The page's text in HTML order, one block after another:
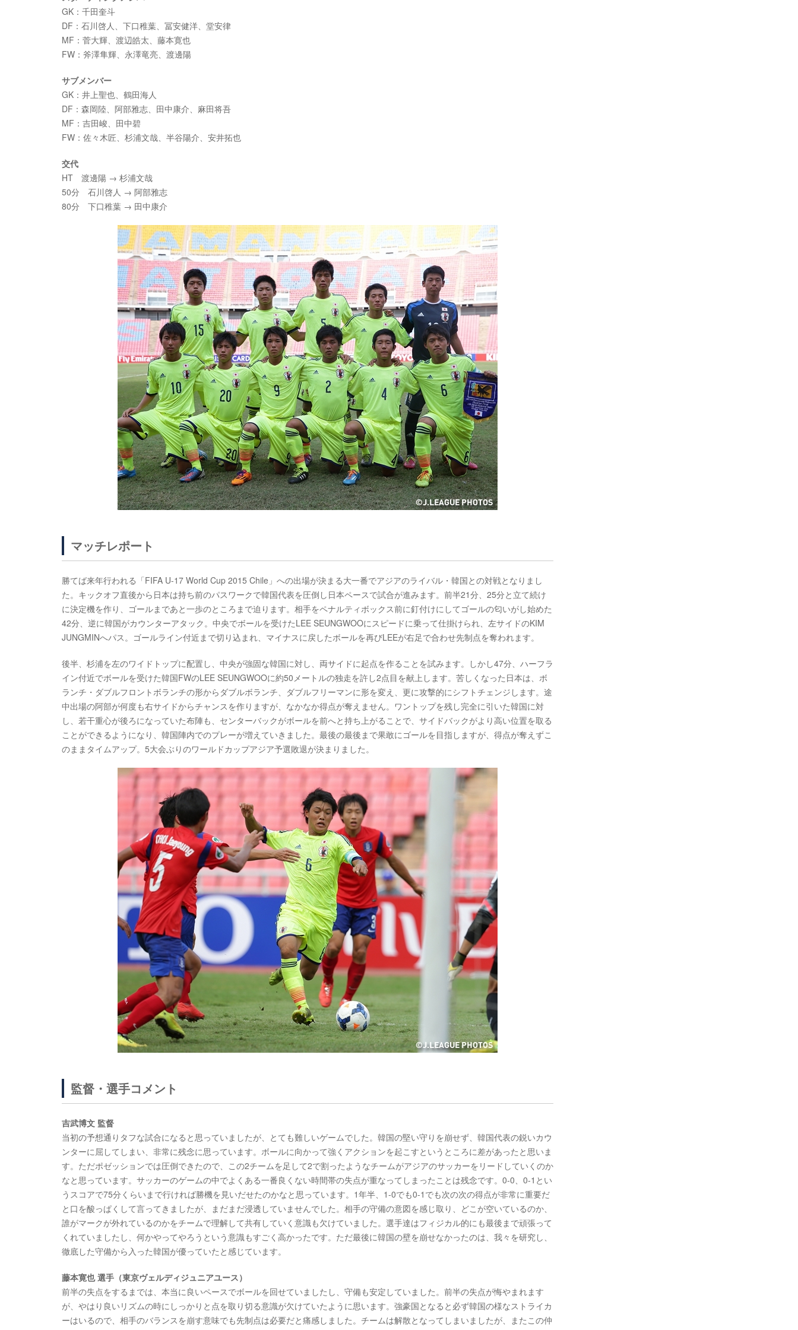
GK：千田奎斗
DF：石川啓人、下口稚葉、冨安健洋、堂安律
MF：菅大輝、渡辺皓太、藤本寛也
FW：斧澤隼輝、永澤竜亮、渡邊陽
サブメンバー
GK：井上聖也、鶴田海人
DF：森岡陸、阿部雅志、田中康介、麻田将吾
MF：吉田峻、田中碧
FW：佐々木匠、杉浦文哉、半谷陽介、安井拓也
交代
HT 渡邊陽 → 杉浦文哉
50分 石川啓人 → 阿部雅志
80分 下口稚葉 → 田中康介
マッチレポート
勝てば来年行われる「FIFA U-17 World Cup 2015 Chile」への出場が決まる大一番でアジアのライバル・韓国との対戦となりまし
た。キックオフ直後から日本は持ち前のパスワークで韓国代表を圧倒し日本ペースで試合が進みます。前半21分、25分と立て続け
に決定機を作り、ゴールまであと一歩のところまで迫ります。相手をペナルティボックス前に釘付けにしてゴールの匂いがし始めた
42分、逆に韓国がカウンターアタック。中央でボールを受けたLEE SEUNGWOOにスピードに乗って仕掛けられ、左サイドのKIM
JUNGMINへパス。ゴールライン付近まで切り込まれ、マイナスに戻したボールを再びLEEが右足で合わせ先制点を奪われます。
後半、杉浦を左のワイドトップに配置し、中央が強固な韓国に対し、両サイドに起点を作ることを試みます。しかし47分、ハーフラ
イン付近でボールを受けた韓国FWのLEE SEUNGWOOに約50メートルの独走を許し2点目を献上します。苦しくなった日本は、ボ
ランチ・ダブルフロントボランチの形からダブルボランチ、ダブルフリーマンに形を変え、更に攻撃的にシフトチェンジします。途
中出場の阿部が何度も右サイドからチャンスを作りますが、なかなか得点が奪えません。ワントップを残し完全に引いた韓国に対
し、若干重心が後ろになっていた布陣も、センターバックがボールを前へと持ち上がることで、サイドバックがより高い位置を取る
ことができるようになり、韓国陣内でのプレーが増えていきました。最後の最後まで果敢にゴールを目指しますが、得点が奪えずこ
のままタイムアップ。5大会ぶりのワールドカップアジア予選敗退が決まりました。
監督・選手コメント
吉武博文 監督
当初の予想通りタフな試合になると思っていましたが、とても難しいゲームでした。韓国の堅い守りを崩せず、韓国代表の鋭いカウ
ンターに屈してしまい、非常に残念に思っています。ボールに向かって強くアクションを起こすというところに差があったと思いま
す。ただポゼッションでは圧倒できたので、この2チームを足して2で割ったようなチームがアジアのサッカーをリードしていくのか
なと思っています。サッカーのゲームの中でよくある一番良くない時間帯の失点が重なってしまったことは残念です。0-0、0-1とい
うスコアで75分くらいまで行ければ勝機を見いだせたのかなと思っています。1年半、1-0でも0-1でも次の次の得点が非常に重要だ
と口を酸っぱくして言ってきましたが、まだまだ浸透していませんでした。相手の守備の意図を感じ取り、どこが空いているのか、
誰がマークが外れているのかをチームで理解して共有していく意識も欠けていました。選手達はフィジカル的にも最後まで頑張って
くれていましたし、何かやってやろうという意識もすごく高かったです。ただ最後に韓国の壁を崩せなかったのは、我々を研究し、
徹底した守備から入った韓国が優っていたと感じています。
藤本寛也 選手（東京ヴェルディジュニアユース）
前半の失点をするまでは、本当に良いペースでボールを回せていましたし、守備も安定していました。前半の失点が悔やまれます
が、やはり良いリズムの時にしっかりと点を取り切る意識が欠けていたように思います。強豪国となると必ず韓国の様なストライカ
ーはいるので、相手のバランスを崩す意味でも先制点は必要だと痛感しました。チームは解散となってしまいましたが、またこの仲